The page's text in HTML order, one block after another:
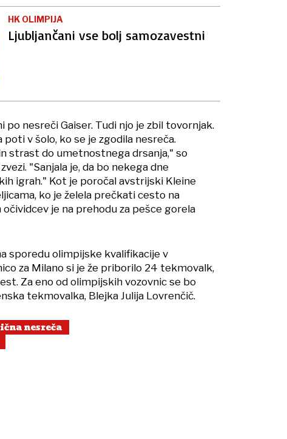
HK OLIMPIJA
Ljubljančani vse bolj samozavestni
nesreči Gaiser. Tudi njo je zbil tovornjak.
v šolo, ko se je zgodila nesreča.
strast do umetnostnega drsanja," so
"Sanjala je, da bo nekega dne
igrah." Kot je poročal avstrijski Kleine
ko je želela prečkati cesto na
je na prehodu za pešce gorela
sporedu olimpijske kvalifikacije v
za Milano si je že priborilo 24 tekmovalk,
Za eno od olimpijskih vozovnic se bo
tekmovalka, Blejka Julija Lovrenčič.
nesreča